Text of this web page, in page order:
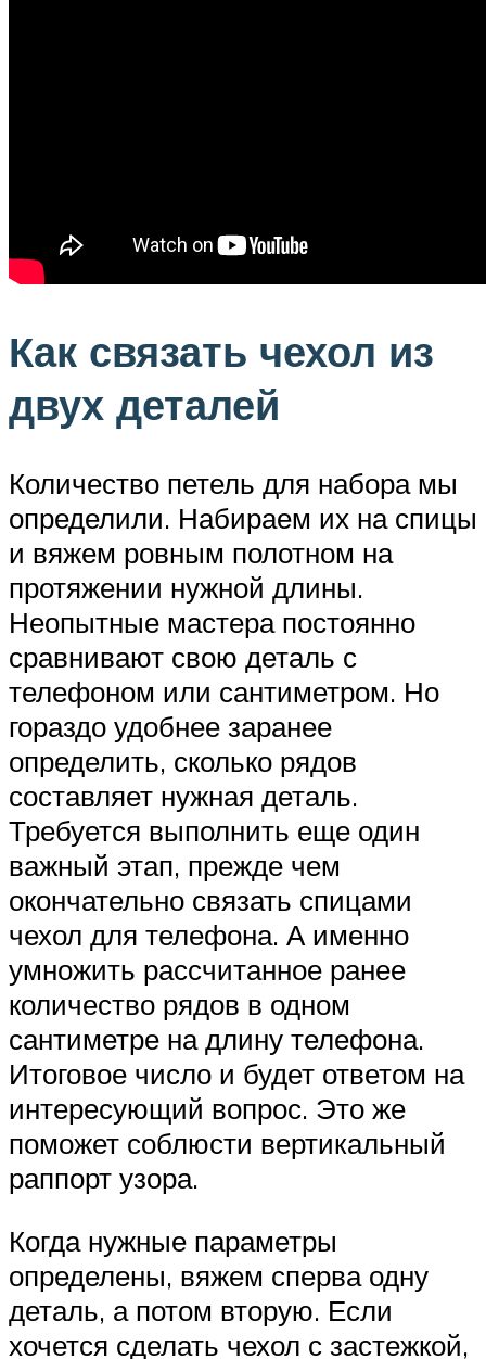
Как связать чехол из
двух деталей
Количество петель для набора мы
определили. Набираем их на спицы
и вяжем ровным полотном на
протяжении нужной длины.
Неопытные мастера постоянно
сравнивают свою деталь с
телефоном или сантиметром. Но
гораздо удобнее заранее
определить, сколько рядов
составляет нужная деталь.
Требуется выполнить еще один
важный этап, прежде чем
окончательно связать спицами
чехол для телефона. А именно
умножить рассчитанное ранее
количество рядов в одном
сантиметре на длину телефона.
Итоговое число и будет ответом на
интересующий вопрос. Это же
поможет соблюсти вертикальный
раппорт узора.
Когда нужные параметры
определены, вяжем сперва одну
деталь, а потом вторую. Если
хочется сделать чехол с застежкой,